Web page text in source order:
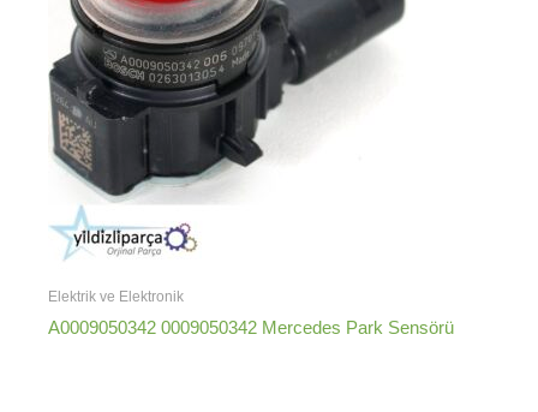
Elektrik ve Elektronik
A0009050342 0009050342 Mercedes Park Sensörü